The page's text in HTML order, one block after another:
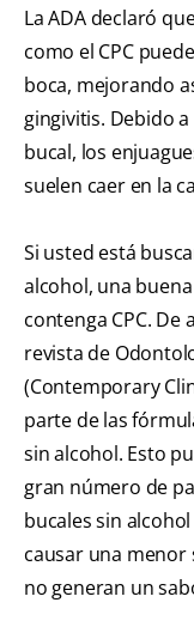
La ADA declaró
como el CPC
boca, mejorando
gingivitis. Debido
bucal, los
suelen caer en la
Si usted está
alcohol, una
contenga CPC.
revista de
(Contemporary
parte de las
sin alcohol. Esto
gran número de
bucales sin
causar una menor
no generan un